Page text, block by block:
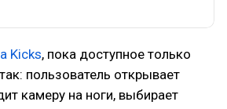
Kicks, пока доступное только
пользователь открывает
камеру на ноги, выбирает